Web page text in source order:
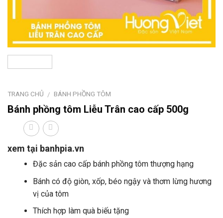
TRANG CHỦ / BÁNH PHỒNG TÔM
Bánh phồng tôm Liễu Trân cao cấp 500g
xem tại banhpia.vn
Đặc sản cao cấp bánh phồng tôm thượng hạng
Bánh có độ giòn, xốp, béo ngậy và thơm lừng hương
vị của tôm
Thích hợp làm quà biếu tặng